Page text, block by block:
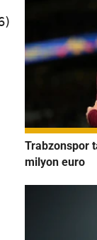
Trabzonspor
milyon euro